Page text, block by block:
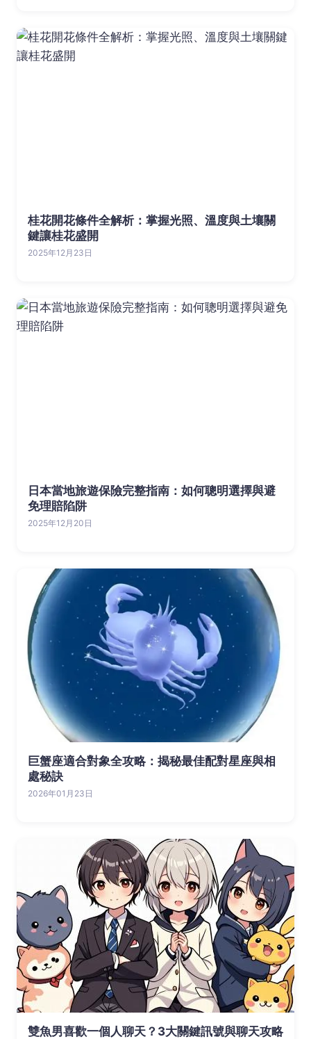
桂花開花條件全解析：掌握光照、溫度與土壤關
鍵讓桂花盛開
2025年12月23日
日本當地旅遊保險完整指南：如何聰明選擇與避
免理賠陷阱
2025年12月20日
巨蟹座適合對象全攻略：揭秘最佳配對星座與相
處秘訣
2026年01月23日
雙魚男喜歡一個人聊天？3大關鍵訊號與聊天攻略